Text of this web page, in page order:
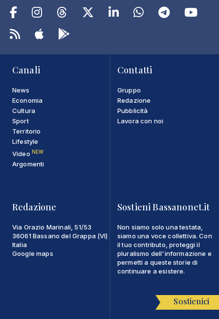
Canali
News
Economia
Cultura
Sport
Territorio
Lifestyle
Video NEW
Argomenti
Contatti
Gruppo
Redazione
Pubblicità
Lavora con noi
Redazione
Via Orazio Marinali, 51/53
36061 Bassano del Grappa (VI)
Italia
Google maps
Sostieni Bassanonet.it
Non siamo solo una testata,
siamo una voce collettiva. Con
il tuo contributo, proteggi il
pluralismo dell'informazione e
permetti a queste storie di
continuare a esistere.
Sostienici